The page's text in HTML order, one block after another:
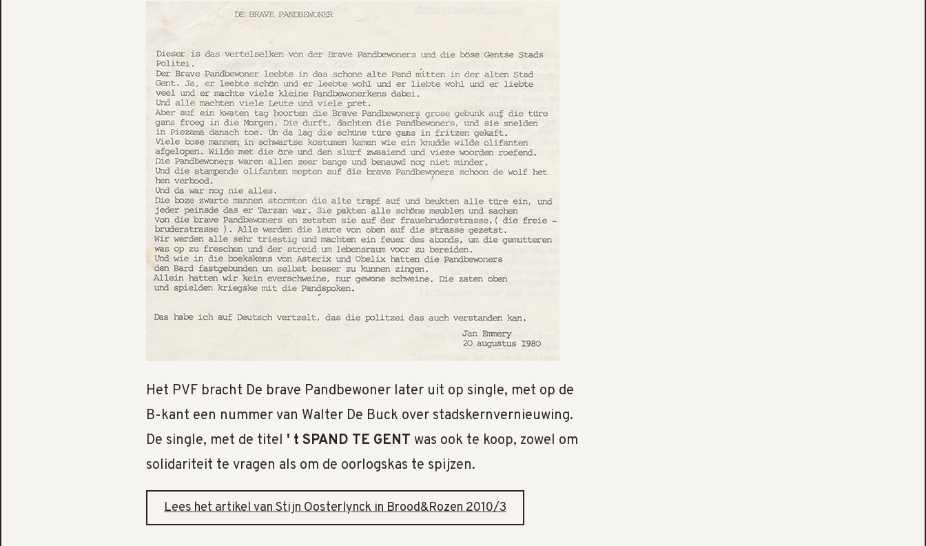
Het PVF bracht De brave Pandbewoner later uit op single, met op de
B-kant een nummer van Walter De Buck over stadskernvernieuwing.
De single, met de titel ' t SPAND TE GENT was ook te koop, zowel om
solidariteit te vragen als om de oorlogskas te spijzen.
Lees het artikel van Stijn Oosterlynck in Brood&Rozen 2010/3